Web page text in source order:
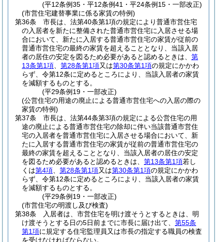
(平12条例35・平12条例41・平24条例15・一部改正)
(市営住宅建替事業に係る家賃の特例)
第36条
市長は、法第40条第1項の規定により普通市営住宅
の入居者を新たに整備された普通市営住宅に入居させる場
合において、新たに入居する普通市営住宅の家賃が従前の
普通市営住宅の最終の家賃を超えることとなり、当該入居
者の居住の安定を図るため必要があると認めるときは、 第
13条第1項
第28条第1項又は第30条第1項の規定にかかわ
らず、令第12条に定めるところにより、当該入居者の家賃
を減額するものとする。
(平29条例19・一部改正)
(公営住宅の用途の廃止による普通市営住宅への入居の際の
家賃の特例)
第37条
市長は、法第44条第3項の規定による公営住宅の用
途の廃止による普通市営住宅の除却に伴い当該普通市営住
宅の入居者を普通市営住宅に入居させる場合において、新
たに入居する普通市営住宅の家賃が従前の普通市営住宅の
最終の家賃を超えることとなり、当該入居者の居住の安定
を図るため必要があると認めるときは、 第13条第1項若し
くは第4項 第28条第1項又は第30条第1項の規定にかかわ
らず、令第12条に定めるところにより、当該入居者の家賃
を減額するものとする。
(平29条例19・一部改正)
(市営住宅の明渡し及び検査)
第38条
入居者は、市営住宅を明け渡そうとするときは、明
け渡そうとする日の5日前までに市長に届け出て、 第55条
第1項に規定する住宅監理員又は市長の指定する職員の検査
を受けなければならない。